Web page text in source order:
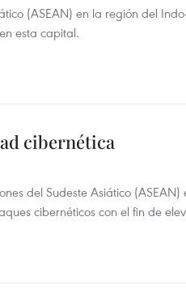
(ASEAN) en la región del
esta capital.
cibernética
del Sudeste Asiático (ASEAN)
cibernéticos con el fin de